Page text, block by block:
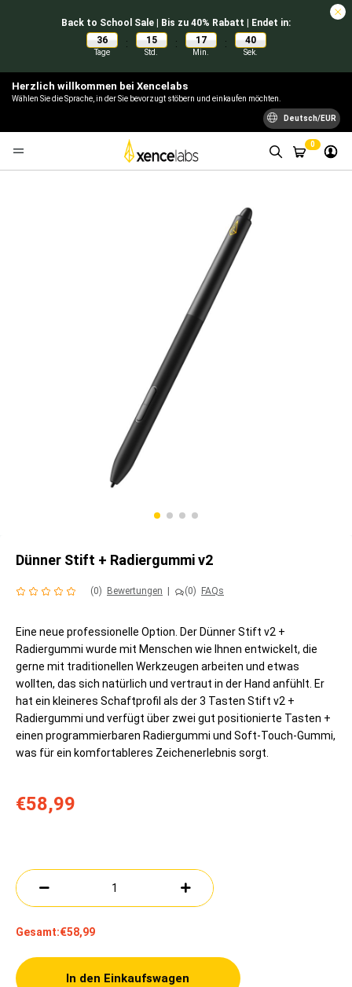
Back to School Sale | Bis zu 40% Rabatt | Endet in:
36
Tage
: 15
Std.
: 17
Min.
: 40
Sek.
Herzlich willkommen bei Xencelabs
Wählen Sie die Sprache, in der Sie bevorzugt stöbern und einkaufen möchten.
Deutsch/EUR
0
Dünner Stift + Radiergummi v2
(0) Bewertungen (0) FAQs
Eine neue professionelle Option. Der Dünner Stift v2 +
Radiergummi wurde mit Menschen wie Ihnen entwickelt, die
gerne mit traditionellen Werkzeugen arbeiten und etwas
wollten, das sich natürlich und vertraut in der Hand anfühlt. Er
hat ein kleineres Schaftprofil als der 3 Tasten Stift v2 +
Radiergummi und verfügt über zwei gut positionierte Tasten +
einen programmierbaren Radiergummi und Soft-Touch-Gummi,
was für ein komfortableres Zeichenerlebnis sorgt.
€58,99
Gesamt:€58,99
In den Einkaufswagen